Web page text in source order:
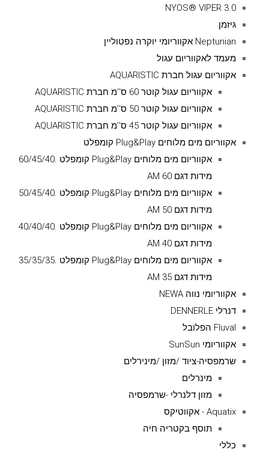
NYOS® VIPER 3.0
גיזמן
Neptunian אקווריומי יוקרה נפטוליין
מעמד לאקווריום עגול
אקווריום עגול חברת AQUARISTIC
אקווריום עגול קוטר 60 ס''מ חברת AQUARISTIC
אקווריום עגול קוטר 50 ס''מ חברת AQUARISTIC
אקווריום עגול קוטר 45 ס''מ חברת AQUARISTIC
אקווריום מים מלוחים Plug&Play קומפלט
אקווריום מים מלוחים Plug&Play קומפלט .60/45/40
מידות דגם AM 60
אקווריום מים מלוחים Plug&Play קומפלט .50/45/40
מידות דגם AM 50
אקווריום מים מלוחים Plug&Play קומפלט .40/40/40
מידות דגם AM 40
אקווריום מים מלוחים Plug&Play קומפלט .35/35/35
מידות דגם AM 35
אקווריומי נווה NEWA
דנרלי DENNERLE
Fluval הפלובל
אקווריומי SunSun
שרמפסיה-ציוד /מזון /מינירלים
מינרלים
מזון דלנרלי -שרמפסיה
Aquatix - אקווטיקס
תוסף בקטריה חיה
כללי